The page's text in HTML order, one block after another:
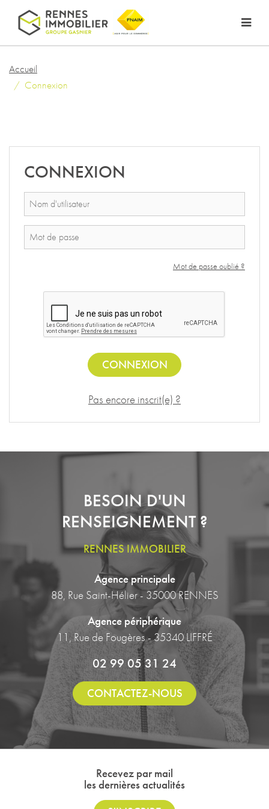
Accueil
Connexion
CONNEXION
Mot de passe oublié ?
CONNEXION
Pas encore inscrit(e) ?
BESOIN D'UN
RENSEIGNEMENT ?
RENNES IMMOBILIER
Agence principale
88, Rue Saint-Hélier - 35000 RENNES
Agence périphérique
11, Rue de Fougères - 35340 LIFFRÉ
02 99 05 31 24
CONTACTEZ-NOUS
Recevez par mail
les dernières actualités